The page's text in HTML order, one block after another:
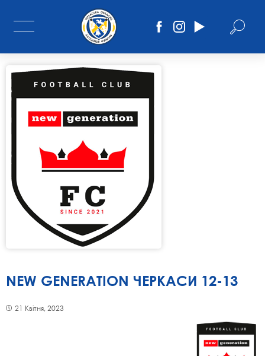
NEW GENERATION ЧЕРКАСИ 12-13
21 Квітня, 2023